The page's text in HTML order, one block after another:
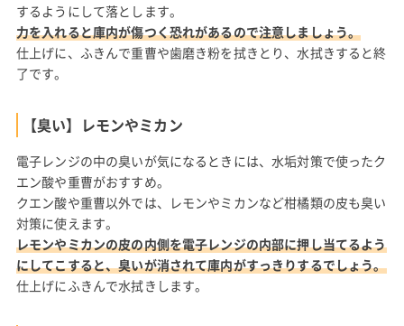
するようにして落とします。
力を入れると庫内が傷つく恐れがあるので注意しましょう。
仕上げに、ふきんで重曹や歯磨き粉を拭きとり、水拭きすると終
了です。
【臭い】レモンやミカン
電子レンジの中の臭いが気になるときには、水垢対策で使ったク
エン酸や重曹がおすすめ。
クエン酸や重曹以外では、レモンやミカンなど柑橘類の皮も臭い
対策に使えます。
レモンやミカンの皮の内側を電子レンジの内部に押し当てるよう
にしてこすると、臭いが消されて庫内がすっきりするでしょう。
仕上げにふきんで水拭きします。